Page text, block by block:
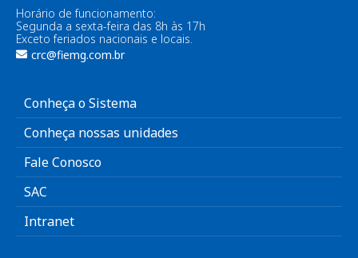
Horário de funcionamento:
Segunda a sexta-feira das 8h às 17h
Exceto feriados nacionais e locais.
crc@fiemg.com.br
Conheça o Sistema
Conheça nossas unidades
Fale Conosco
SAC
Intranet